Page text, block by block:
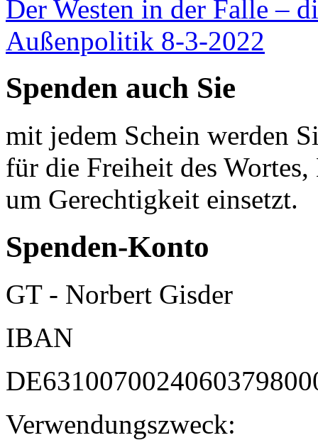
Der Westen in der Falle –
Außenpolitik 8-3-2022
Spenden auch Sie
mit jedem Schein werden
für die Freiheit des
um Gerechtigkeit einsetzt.
Spenden-Konto
GT - Norbert Gisder
IBAN
Verwendungszweck: